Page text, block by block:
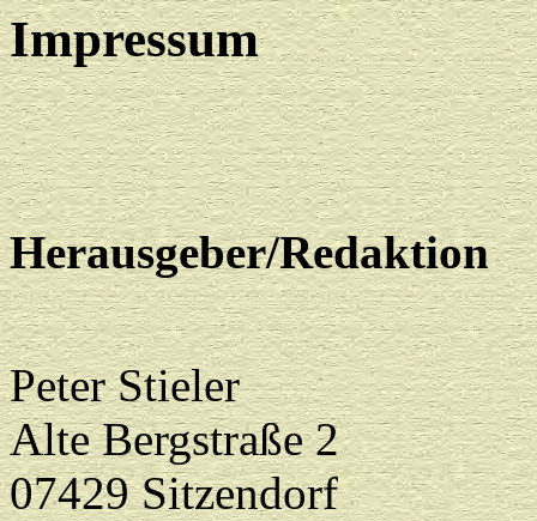
Impressum
Herausgeber/Redaktion
Peter Stieler
Alte Bergstraße 2
07429 Sitzendorf